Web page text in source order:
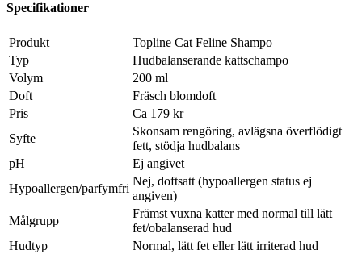
Specifikationer
Produkt
Topline Cat Feline Shampo
Typ
Hudbalanserande kattschampo
Volym
200 ml
Doft
Fräsch blomdoft
Pris
Ca 179 kr
Syfte
Skonsam rengöring, avlägsna överflödigt
fett, stödja hudbalans
pH
Ej angivet
Hypoallergen/parfymfri
Nej, doftsatt (hypoallergen status ej
angiven)
Målgrupp
Främst vuxna katter med normal till lätt
fet/obalanserad hud
Hudtyp
Normal, lätt fet eller lätt irriterad hud